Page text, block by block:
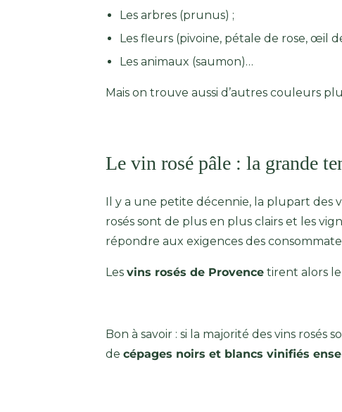
Les arbres (prunus) ;
Les fleurs (pivoine, pétale de rose, œil
Les animaux (saumon)…
Mais on trouve aussi d’autres couleurs
Le vin rosé pâle : la grande
Il y a une petite décennie, la plupart des
rosés sont de plus en plus clairs et les
répondre aux exigences des
Les vins rosés de Provence tirent alors
Bon à savoir : si la majorité des vins
de cépages noirs et blancs vinifiés